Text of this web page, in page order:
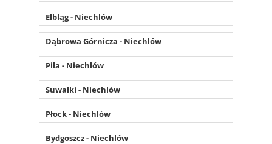
Elbląg - Niechlów
Dąbrowa Górnicza - Niechlów
Piła - Niechlów
Suwałki - Niechlów
Płock - Niechlów
Bydgoszcz - Niechlów